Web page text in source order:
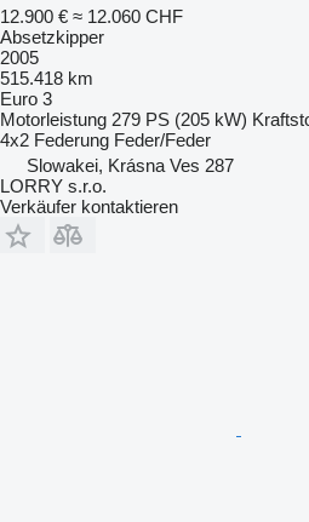
12.900 € ≈ 12.060 CHF
Absetzkipper
2005
515.418 km
Euro 3
Motorleistung 279 PS (205 kW)
4x2 Federung Feder/Feder
Slowakei, Krásna Ves 287
LORRY s.r.o.
Verkäufer kontaktieren